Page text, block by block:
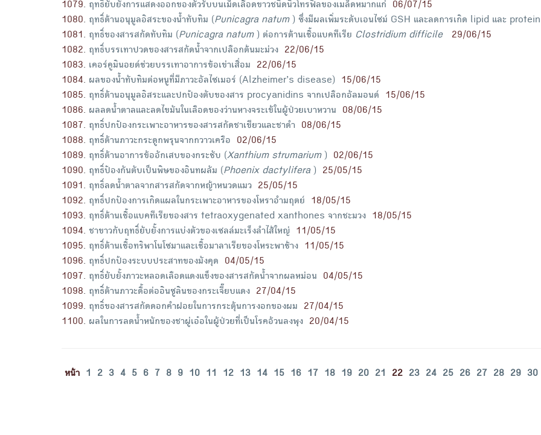
1079. ฤทธิ์ยับยั้งการแสดงออกของตัวรับบนเม็ดเลือดขาวชนิดนิวโทรฟิลของเมล็ดหมากแก่
06/07/15
1080. ฤทธิ์ต้านอนุมูลอิสระของน้ำทับทิม (Punicagra natum ) ซึ่งมีผลเพิ่มระดับเอนไซม์ GSH และลดการเกิด lipid และ
1081. ฤทธิ์ของสารสกัดทับทิม (Punicagra natum ) ต่อการต้านเชื้อแบคทีเรีย Clostridium difficile
29/06/15
1082. ฤทธิ์บรรเทาปวดของสารสกัดน้ำจากเปลือกต้นมะม่วง
22/06/15
1083. เคอร์คูมินอยด์ช่วยบรรเทาอาการข้อเข่าเสื่อม
22/06/15
1084. ผลของน้ำทับทิมต่อหนูที่มีภาวะอัลไซเมอร์ (Alzheimer’s disease)
15/06/15
1085. ฤทธิ์ต้านอนุมูลอิสระและปกป้องตับของสาร procyanidins จากเปลือกอัลมอนด์
15/06/15
1086. ผลลดน้ำตาลและลดไขมันในเลือดของว่านหางจระเข้ในผู้ป่วยเบาหวาน
08/06/15
1087. ฤทธิ์ปกป้องกระเพาะอาหารของสารสกัดชาเขียวและชาดำ
08/06/15
1088. ฤทธิ์ต้านภาวะกระดูกพรุนจากกวาวเครือ
02/06/15
1089. ฤทธิ์ต้านอาการข้ออักเสบของกระชับ (Xanthium strumarium )
02/06/15
1090. ฤทธิ์ป้องกันตับเป็นพิษของอินทผลัม (Phoenix dactylifera )
25/05/15
1091. ฤทธิ์ลดน้ำตาลจากสารสกัดจากหญ้าหนวดแมว
25/05/15
1092. ฤทธิ์ปกป้องการเกิดแผลในกระเพาะอาหารของโหราอำมฤตย์
18/05/15
1093. ฤทธิ์ต้านเชื้อแบคทีเรียของสาร tetraoxygenated xanthones จากชะมวง
18/05/15
1094. ชาขาวกับฤทธิ์ยับยั้งการแบ่งตัวของเซลล์มะเร็งลำไส้ใหญ่
11/05/15
1095. ฤทธิ์ต้านเชื้อทริพาโนโซมาและเชื้อมาลาเรียของโหระพาช้าง
11/05/15
1096. ฤทธิ์ปกป้องระบบประสาทของมังคุด
04/05/15
1097. ฤทธิ์ยับยั้งภาวะหลอดเลือดแดงแข็งของสารสกัดน้ำจากผลหม่อน
04/05/15
1098. ฤทธิ์ต้านภาวะดื้อต่ออินซูลินของกระเจี๊ยบแดง
27/04/15
1099. ฤทธิ์ของสารสกัดดอกคำฝอยในการกระตุ้นการงอกของผม
27/04/15
1100. ผลในการลดน้ำหนักของชาผู่เอ๋อในผู้ป่วยที่เป็นโรคอ้วนลงพุง 20/04/15
หน้า 1 2 3 4 5 6 7 8 9 10 11 12 13 14 15 16 17 18 19 20 21 22 23 24 25 26 27 28 29 30